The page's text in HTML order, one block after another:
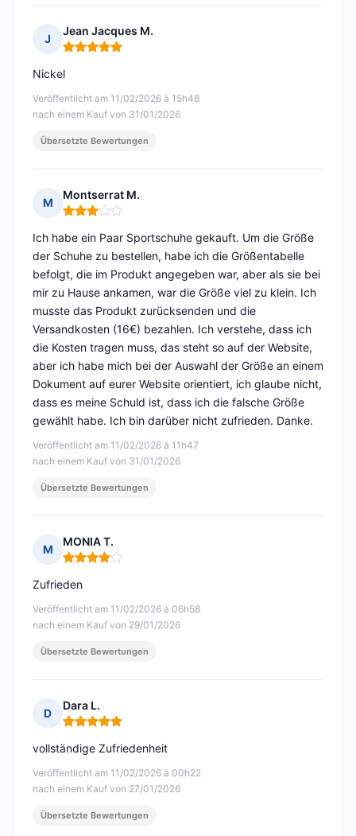
J
Jean Jacques M.
Hinweis: 5 von 5
Veröffentlicht am 11/02/2026 à 15h48
nach einem Kauf von 31/01/2026
Nickel
Übersetzte Bewertungen
M
Montserrat M.
Hinweis: 3 von 5
Veröffentlicht am 11/02/2026 à 11h47
nach einem Kauf von 31/01/2026
Ich habe ein Paar Sportschuhe gekauft. Um die Größe
der Schuhe zu bestellen, habe ich die Größentabelle
befolgt, die im Produkt angegeben war, aber als sie bei
mir zu Hause ankamen, war die Größe viel zu klein. Ich
musste das Produkt zurücksenden und die
Versandkosten (16€) bezahlen. Ich verstehe, dass ich
die Kosten tragen muss, das steht so auf der Website,
aber ich habe mich bei der Auswahl der Größe an einem
Dokument auf eurer Website orientiert, ich glaube nicht,
dass es meine Schuld ist, dass ich die falsche Größe
gewählt habe. Ich bin darüber nicht zufrieden. Danke.
Übersetzte Bewertungen
M
MONIA T.
Hinweis: 4 von 5
Veröffentlicht am 11/02/2026 à 06h58
nach einem Kauf von 29/01/2026
Zufrieden
Übersetzte Bewertungen
D
Dara L.
Hinweis: 5 von 5
Veröffentlicht am 11/02/2026 à 00h22
nach einem Kauf von 27/01/2026
vollständige Zufriedenheit
Übersetzte Bewertungen